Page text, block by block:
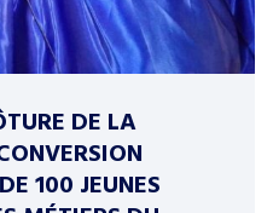
DE LA
100 JEUNES